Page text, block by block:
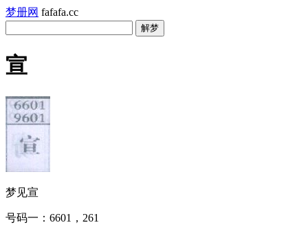
梦册网 fafafa.cc
宣
梦见宣
号码一：6601，261